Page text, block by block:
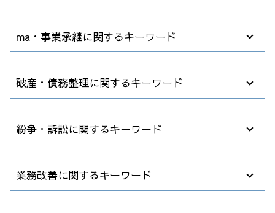
高年齢者雇用安定法 2025年
会社 顧問弁護士
カスタマー ハラスメント
企業法務 顧問弁護士
就業規則 不利益変更
顧問弁護士 契約書
債権 回収
カスタマーハラスメント とは
ma・事業承継に関するキーワード
企業 買収方法
事業承継 対策
m&a 子会社
事業承継 メリット デメリット
コンサル m&a
企業 合併 買収
破産・債務整理に関するキーワード
破産 個人事業主
破産後の生活
任意整理 支払い 遅れ
破産 保証人
紛争・訴訟に関するキーワード
懲戒解雇 処分
企業間 訴訟
業務改善に関するキーワード